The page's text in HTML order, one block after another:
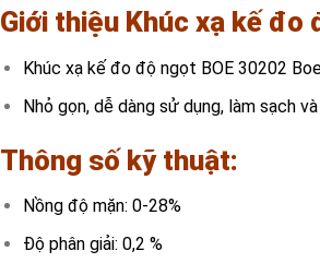
Giới thiệu Khúc xạ kế đo
Khúc xạ kế đo độ ngọt BOE 30202
Nhỏ gọn, dễ dàng sử dụng, làm sạch
Thông số kỹ thuật:
Nồng độ mặn: 0-28%
Độ phân giải: 0,2 %